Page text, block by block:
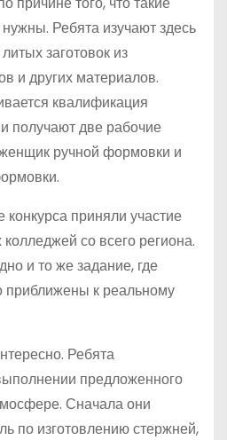
Ребята изучают здесь
заготовок из
и других материалов.
квалификация
получают две рабочие
ручной формовки и
приняли участие
колледжей со всего региона.
и то же задание, где
приближены к реальному
Ребята
предложенного
Сначала они
по изготовлению стержней,